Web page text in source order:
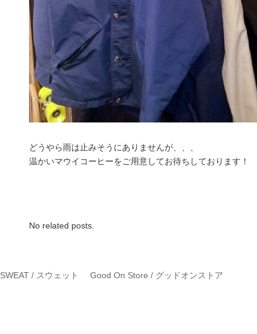
どうやら雨は止みそうにありませんが、、、
温かいマウイコーヒーをご用意してお待ちしております！
No related posts.
SWEAT / スウェット Good On Store / グッドオンストア